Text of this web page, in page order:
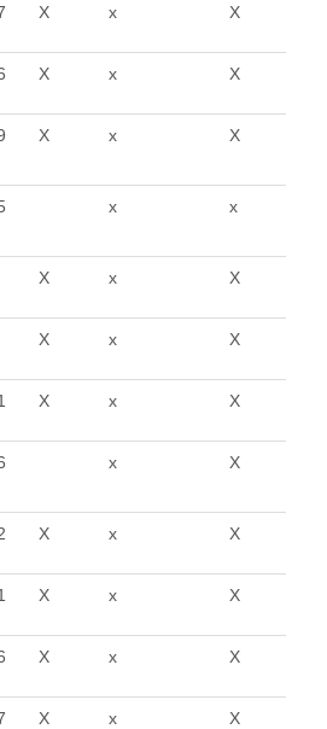
X x X
X x X
X x X
x x
X x X
X x X
X x X
x X
X x X
X x X
X x X
X x X